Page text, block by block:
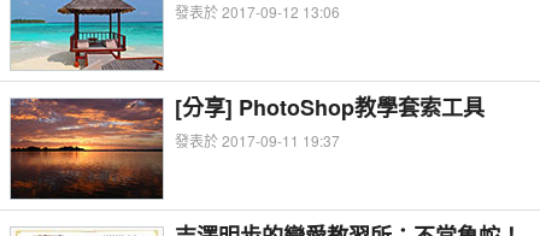
發表於 2017-09-12 13:06
[分享] PhotoShop教學套索工具
發表於 2017-09-11 19:37